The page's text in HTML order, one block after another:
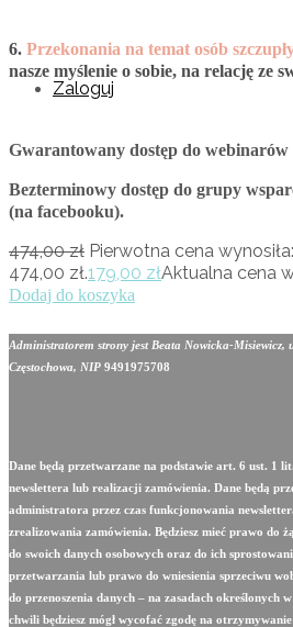
Zaloguj
6. Przekonania na temat osób
nasze myślenie o sobie, na relację ze
Gwarantowany dostęp do
Bezterminowy dostęp do grupy
(na facebooku).
474,00zł Pierwotna cena wynosiła:
474,00 zł.179,00 złAktualna cena
Dodaj do koszyka
Administratorem strony jest Beata Nowicka-Misiewicz,
Częstochowa, NIP 9491975708
Dane będą przetwarzane na podstawie art. 6 ust. 1
newslettera lub realizacji zamówienia. Dane będą
administratora przez czas funkcjonowania
zrealizowania zamówienia. Będziesz mieć prawo do
do swoich danych osobowych oraz do ich
przetwarzania lub prawo do wniesienia sprzeciwu
do przenoszenia danych – na zasadach określonych
chwili będziesz mógł wycofać zgodę na